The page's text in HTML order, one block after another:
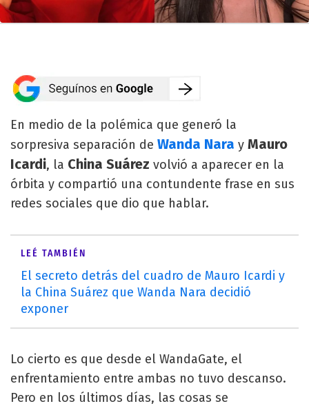
En medio de la polémica que generó la
sorpresiva separación de Wanda Nara y Mauro
Icardi, la China Suárez volvió a aparecer en la
órbita y compartió una contundente frase en sus
redes sociales que dio que hablar.
LEÉ TAMBIÉN
El secreto detrás del cuadro de Mauro Icardi y
la China Suárez que Wanda Nara decidió
exponer
Lo cierto es que desde el WandaGate, el
enfrentamiento entre ambas no tuvo descanso.
Pero en los últimos días, las cosas se